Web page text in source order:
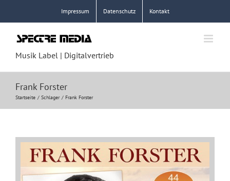
springen
Impressum Datenschutz Kontakt
Musik Label | Digitalvertrieb
Frank Forster
Startseite Schlager Frank Forster